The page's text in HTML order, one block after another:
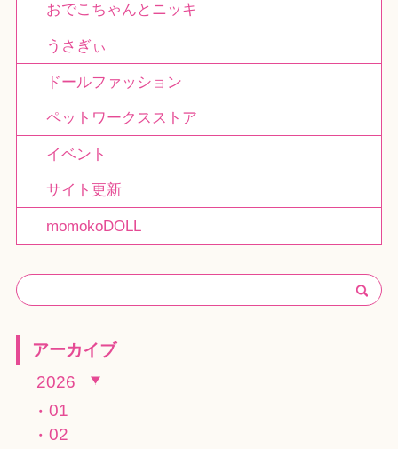
おでこちゃんとニッキ
うさぎぃ
ドールファッション
ペットワークスストア
イベント
サイト更新
momokoDOLL
アーカイブ
2026
01
02